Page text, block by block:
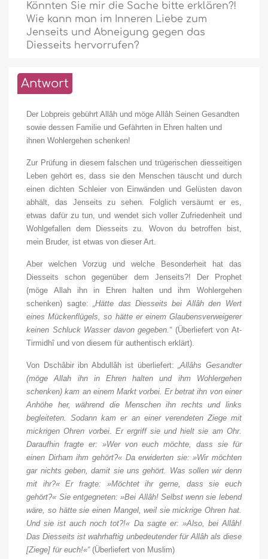
Könnten Sie mir die Sache bitte erklären?!
Wie kann man im Inneren Liebe zum
Jenseits und Abneigung gegen das
Diesseits hervorrufen?
Antwort
Der Lobpreis gebührt Allâh und möge Allâh Seinen Gesandten
sowie dessen Familie und Gefährten in Ehren halten und
ihnen Wohlergehen schenken!
Zur Prüfung in diesem falschen und trügerischen diesseitigen
Leben gehört es, dass sie den Menschen täuscht und durch
einen dichten Schleier von Einwänden und Gelüsten davon
abhält, das Jenseits zu sehen. Folglich versäumt er es,
etwas dafür zu tun, und wendet sich voller Zufriedenheit und
Wohlgefallen dem Diesseits zu. Wovon du betroffen bist,
mein Bruder, ist etwas von dieser Art.
Aber welchen Vorzug und welche Besonderheit hat das
Diesseits schon gegenüber dem Jenseits?! Der Prophet
(möge Allah ihn in Ehren halten und ihm Wohlergehen
schenken) sagte:„Hätte das Diesseits bei Allâh den Wert
eines Mückenflügels, so hätte er einem Glaubensverweigerer
keinen Schluck Wasser davon gegeben.“(Überliefert von At-
Tirmidhî und von diesem für authentisch erklärt).
Von Dschâbir ibn Abdull âh ist überliefert:„Allâhs Gesandter
(möge Allah ihn in Ehren halten und ihm Wohlergehen
schenken) kam an einem Markt vorbei. Er betrat ihn von einer
Anhöhe her, während die Menschen ihn rechts und links
begleiteten. Sodann kam er an einer verendeten Ziege mit
mickrigen Ohren vorbei. Er ergriff sie und hielt sie am Ohr.
Daraufhin fragte er: »Wer von euch möchte, dass sie für
einen Dirham ihm gehört?« Da erwiderten sie: »Wir möchten
gar nichts geben, damit sie uns gehört. Was sollen wir denn
mit ihr?« Er fragte: »Möchtet ihr gerne, dass sie euch
gehört?« Sie entgegneten: »Bei Allâh! Selbst wenn sie lebend
wäre, so hätte sie einen Mangel, weil sie mickrige Ohren hat.
Und sie ist auch noch tot?!« Da sagte er: »Also, bei Allâh!
Das Diesseits ist wahrhaftig unbedeutender für Allâh als diese
[Ziege] für euch!«“ (Überliefert von Muslim)